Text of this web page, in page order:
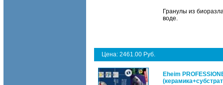
Гранулы из
воде.
Цена: 2461.00 Руб.
Eheim